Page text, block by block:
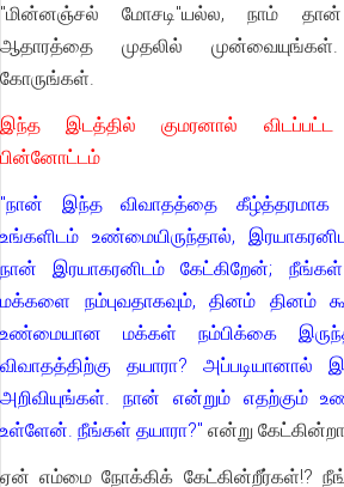
"மின்னஞ்சல் மோசடி"யல்ல, நாம்
ஆதாரத்தை முதலில்
கோருங்கள்.
இந்த இடத்தில் குமரனால்
பின்னோட்டம்
"நான் இந்த விவாதத்தை கீழ்த்தரமாக
உங்களிடம் உண்மையிருந்தால்,
நான் இரயாகரனிடம் கேட்கிறேன்; நீங்கள்
மக்களை நம்புவதாகவும், தினம் தினம்
உண்மையான மக்கள் நம்பிக்கை
விவாதத்திற்கு தயாரா?
அறிவியுங்கள். நான் என்றும் எதற்கும்
உள்ளேன். நீங்கள் தயாரா?" என்று
ஏன் எம்மை நோக்கிக் கேட்கின்றீர்கள்!?